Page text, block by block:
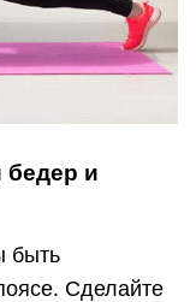
бедер и
быть
Сделайте